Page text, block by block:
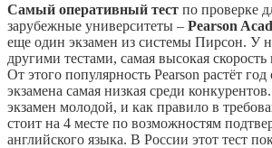
Самый оперативный тест по проверке
зарубежные университеты – Pearson
еще один экзамен из системы Пирсон. У
другими тестами, самая высокая
От этого популярность Pearson растёт
экзамена самая низкая среди
экзамен молодой, и как правило в
стоит на 4 месте по возможностям
английского языка. В России этот тест